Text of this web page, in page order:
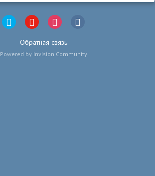
Обратная связь
Powered by Invision Community